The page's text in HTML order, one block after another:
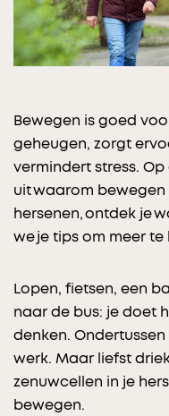
Bewegen is goed
geheugen, zorgt
vermindert stress.
uit waarom
hersenen, ontdek je
we je tips om meer te
Lopen, fietsen, een
naar de bus: je doet
denken.
werk. Maar liefst
zenuwcellen in je
bewegen.